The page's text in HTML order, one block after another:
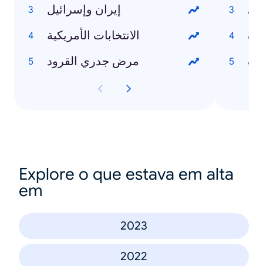
إيران وإسرائيل
الانتخابات الأمريكية
مرض جدري القرود
Explore o que estava em alta
em
2023
2022